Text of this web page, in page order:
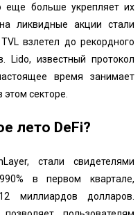
еще больше укрепляет их
ликвидные акции стали
взлетел до рекордного
Lido, известный протокол
время занимает
секторе.
лето DeFi?
стали свидетелями
в первом квартале,
миллиардов долларов.